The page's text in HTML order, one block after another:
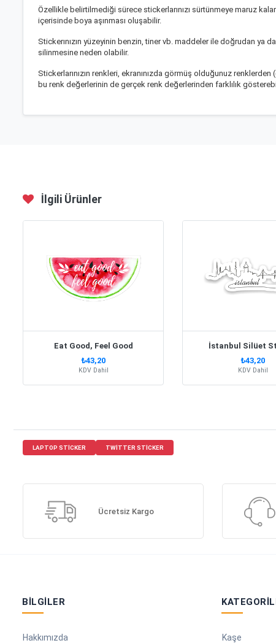
Özellikle belirtilmediği sürece stickerlarınızı sürtünmeye maruz
içerisinde boya aşınması oluşabilir.
Stickerınızın yüzeyinin benzin, tiner vb. maddeler ile doğrudan ya
silinmesine neden olabilir.
Stickerlarınızın renkleri, ekranınızda görmüş olduğunuz
bu renk değerlerinin de gerçek renk değerlerinden farklılık
İlgili Ürünler
Eat Good, Feel Good
₺43,20
KDV Dahil
İstanbul Silüet
₺43,20
KDV Dahil
LAPTOP STICKER TWITTER STICKER
Ücretsiz Kargo
BILGILER
Hakkımızda Kaşe